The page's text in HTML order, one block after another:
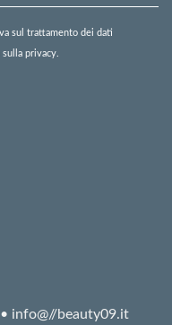
sul trattamento dei dati
privacy.
info@//beauty09.it